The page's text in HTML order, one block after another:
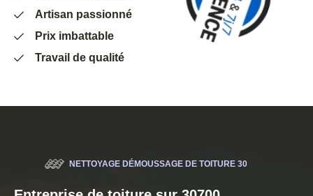
Artisan passionné
Prix imbattable
Travail de qualité
NETTOYAGE DÉMOUSSAGE DE TOITURE 30